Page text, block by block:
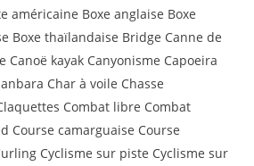
américaine Boxe anglaise Boxe
Boxe thaïlandaise Bridge Canne de
Canoë kayak Canyonisme Capoeira
Char à voile Chasse
Combat libre Combat
Course camarguaise Course
Cyclisme sur piste Cyclisme sur